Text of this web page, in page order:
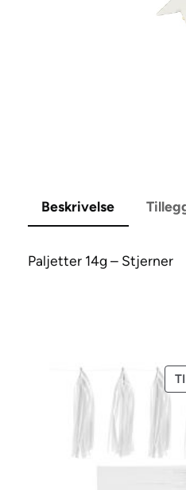
Beskrivelse
Paljetter 14g – Stjerner